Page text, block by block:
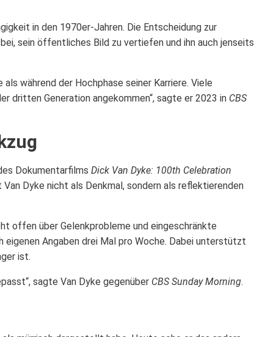
in den 1970er-Jahren. Die Entscheidung zur
sein öffentliches Bild zu vertiefen und ihn auch jenseits
während der Hochphase seiner Karriere. Viele
dritten Generation angekommen“, sagte er 2023 in CBS
Dokumentarfilms Dick Van Dyke: 100th Celebration
Dyke nicht als Denkmal, sondern als reflektierenden
offen über Gelenkprobleme und eingeschränkte
Angaben drei Mal pro Woche. Dabei unterstützt
ist.
sagte Van Dyke gegenüber CBS Sunday Morning.